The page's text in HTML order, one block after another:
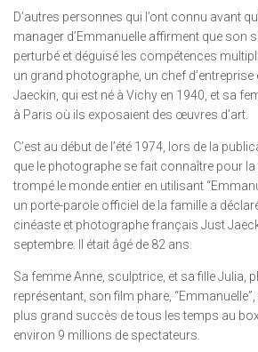
D’autres personnes qui l’ont connu avant
manager d’Emmanuelle affirment que son
perturbé et déguisé les compétences
un grand photographe, un chef
Jaeckin, qui est né à Vichy en 1940, et sa
à Paris où ils exposaient des œuvres d’art.
C’est au début de l’été 1974, lors de la
que le photographe se fait connaître pour la
trompé le monde entier en utilisant
un porte-parole officiel de la famille a déclaré
cinéaste et photographe français Just
septembre. Il était âgé de 82 ans.
Sa femme Anne, sculptrice, et sa fille Julia,
représentant, son film phare,
plus grand succès de tous les temps au
environ 9 millions de spectateurs.